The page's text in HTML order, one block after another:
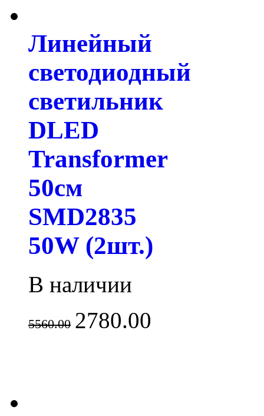
Линейный
светодиодный
светильник
DLED
Transformer
50см
SMD2835
50W (2шт.)
В наличии
5560.00 2780.00